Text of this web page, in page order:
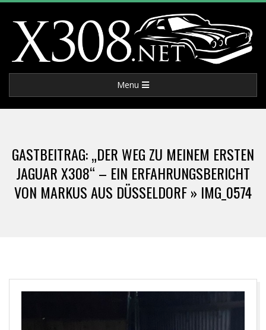
content
X
3
0
8
E
T
Navigation
Menu
GASTBEITRAG: „DER WEG ZU MEINEM ERSTEN
JAGUAR X308“ – EIN ERFAHRUNGSBERICHT
VON MARKUS AUS DÜSSELDORF » IMG_0574